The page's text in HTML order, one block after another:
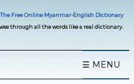
The Free Online Myanmar-English Dictionary
through all the words like a real dictionary.
☰ MENU